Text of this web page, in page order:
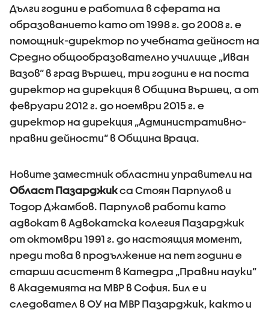
Дълги години е работила в сферата на
образованието като от 1998 г. до 2008 г. е
помощник-директор по учебната дейност на
Средно общообразователно училище „Иван
Вазов“ в град Вършец, три години е на поста
директор на дирекция в Община Вършец, а от
февруари 2012 г. до ноември 2015 г. е
директор на дирекция „Административно-
правни дейности“ в Община Враца.
Новите заместник областни управители на
Област Пазарджикса Стоян Парпулов и
Тодор Джамбов. Парпулов работи като
адвокат в Адвокатска колегия Пазарджик
от октомври 1991 г. до настоящия момент,
преди това в продължение на пет години е
старши асистент в Катедра „Правни науки“
в Академията на МВР в София. Бил е и
следовател в ОУ на МВР Пазарджик, както и